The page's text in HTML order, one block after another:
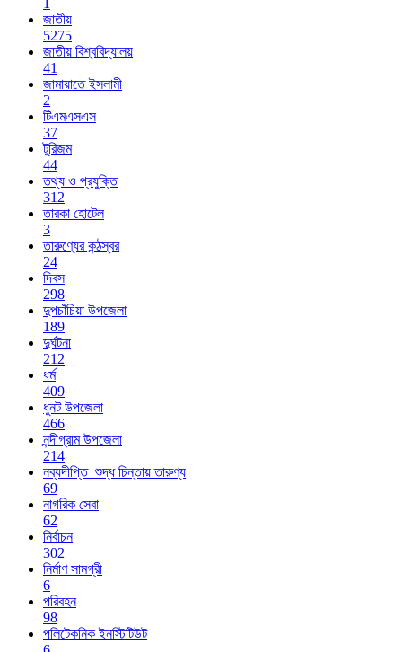
1
জাতীয়
5275
জাতীয় বিশ্ববিদ্যালয়
41
জামায়াতে ইসলামী
2
টিএমএসএস
37
টুরিজম
44
তথ্য ও প্রযুক্তি
312
তারকা হোটেল
3
তারুণ্যের কন্ঠস্বর
24
দিবস
298
দুপচাঁচিয়া উপজেলা
189
দুর্ঘটনা
212
ধর্ম
409
ধুনট উপজেলা
466
নন্দীগ্রাম উপজেলা
214
নব্যদীপ্তি_শুদ্ধ চিন্তায় তারুণ্য
69
নাগরিক সেবা
62
নির্বাচন
302
নির্মাণ সামগ্রী
6
পরিবহন
98
পলিটেকনিক ইনস্টিটিউট